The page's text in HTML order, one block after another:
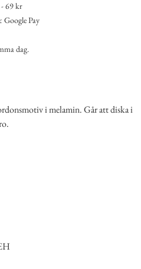
69 kr
Pay
dag.
i melamin. Går att diska i